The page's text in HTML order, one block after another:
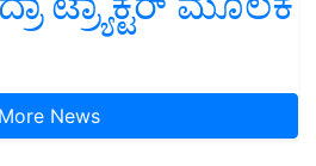
More News